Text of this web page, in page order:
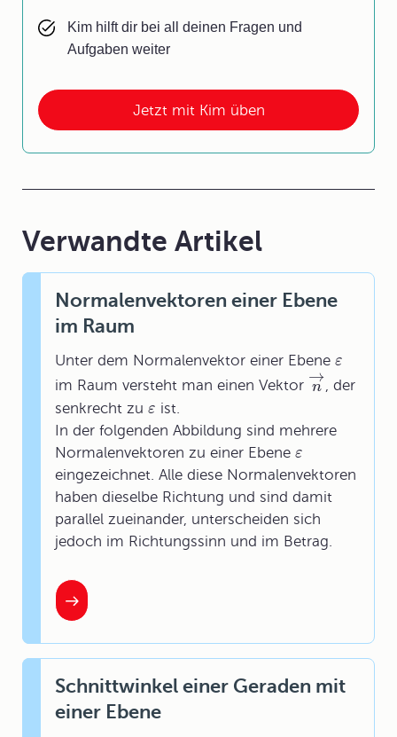
Jetzt mit Kim üben
Kim hilft dir bei all deinen Fragen und
Aufgaben weiter
Verwandte Artikel
Normalenvektoren einer Ebene
im Raum
Unter dem Normalenvektor einer Ebene ε
im Raum versteht man einen Vektor n
→
, der
senkrecht zu ε ist.
In der folgenden Abbildung sind mehrere
Normalenvektoren zu einer Ebene ε
eingezeichnet. Alle diese Normalenvektoren
haben dieselbe Richtung und sind damit
parallel zueinander, unterscheiden sich
jedoch im Richtungssinn und im Betrag.
Schnittwinkel einer Geraden mit
einer Ebene